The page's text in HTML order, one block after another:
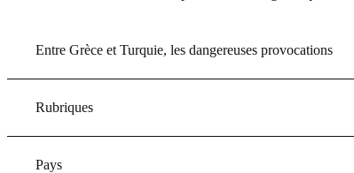
Entre Grèce et Turquie, les dangereuses provocations
Rubriques
Pays